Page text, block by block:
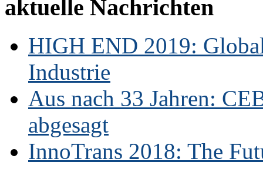
aktuelle Nachrichten
HIGH END 2019:
Industrie
Aus nach 33 Jahren:
abgesagt
InnoTrans 2018: The